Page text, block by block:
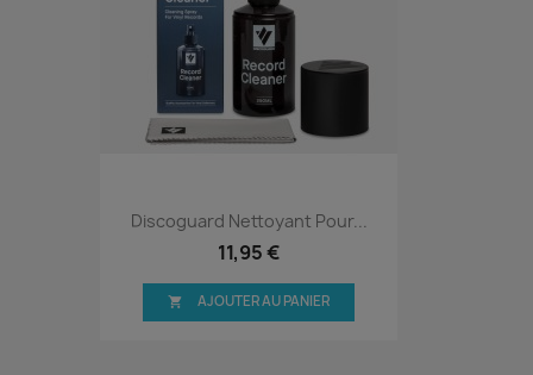
Discoguard Nettoyant Pour...
11,95 €
 AJOUTER AU PANIER